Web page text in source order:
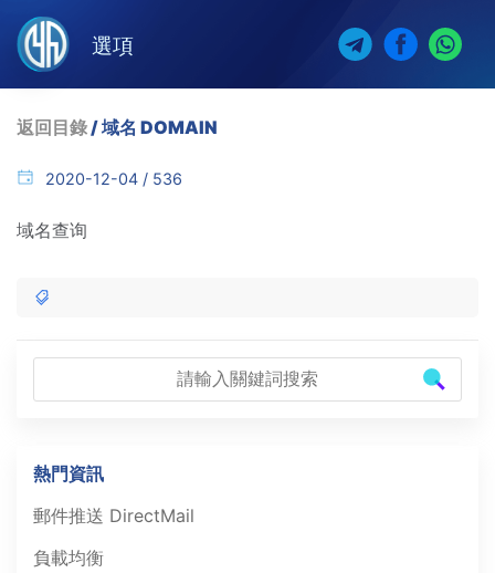
選項
返回目錄/ 域名 DOMAIN
2020-12-04 / 536
域名查询
熱門資訊
郵件推送 DirectMail
負載均衡